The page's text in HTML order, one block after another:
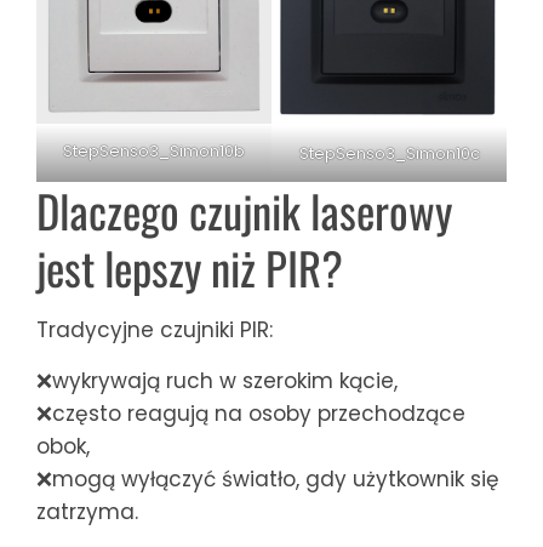
StepSenso3_Simon10b StepSenso3_Simon10c
Dlaczego czujnik laserowy
jest lepszy niż PIR?
Tradycyjne czujniki PIR:
❌wykrywają ruch w szerokim kącie,
❌często reagują na osoby przechodzące
obok,
❌mogą wyłączyć światło, gdy użytkownik się
zatrzyma.